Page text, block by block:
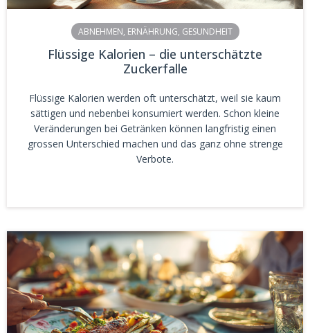
ABNEHMEN, ERNÄHRUNG, GESUNDHEIT
Flüssige Kalorien – die unterschätzte
Zuckerfalle
Flüssige Kalorien werden oft unterschätzt, weil sie kaum
sättigen und nebenbei konsumiert werden. Schon kleine
Veränderungen bei Getränken können langfristig einen
grossen Unterschied machen und das ganz ohne strenge
Verbote.